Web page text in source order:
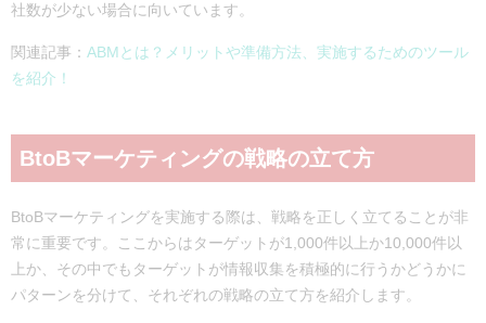
社数が少ない場合に向いています。
関連記事： ABMとは？メリットや準備方法、実施するためのツール
を紹介！
BtoBマーケティングの戦略の立て方
BtoBマーケティングを実施する際は、戦略を正しく立てることが非
常に重要です。ここからはターゲットが1,000件以上か10,000件以
上か、その中でもターゲットが情報収集を積極的に行うかどうかに
パターンを分けて、それぞれの戦略の立て方を紹介します。